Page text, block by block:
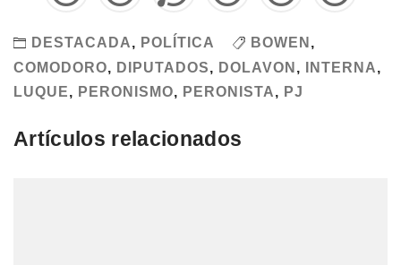
DESTACADA, POLÍTICA BOWEN ,
COMODORO
DIPUTADOS DOLAVON INTERNA
LUQUE
PERONISMO PERONISTA PJ
Artículos relacionados